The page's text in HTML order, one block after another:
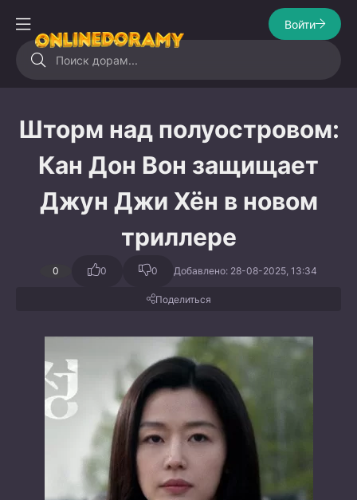
Войти
Шторм над полуостровом:
Кан Дон Вон защищает
Джун Джи Хён в новом
триллере
0 0 0 Добавлено: 28-08-2025, 13:34
Поделиться